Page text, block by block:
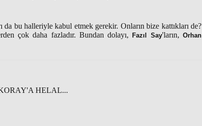
bu halleriyle kabul etmek gerekir. Onların bize kattıkları de?
çok daha fazladır. Bundan dolayı,Fazıl Say'ların,Orhan
HELAL...